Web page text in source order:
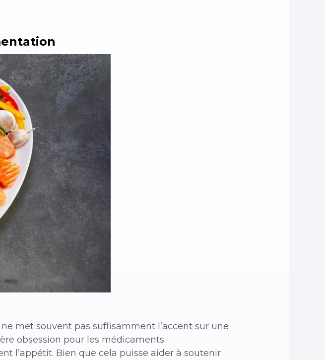
met souvent pas suffisamment l’accent sur une
obsession pour les médicaments
l’appétit. Bien que cela puisse aider à soutenir